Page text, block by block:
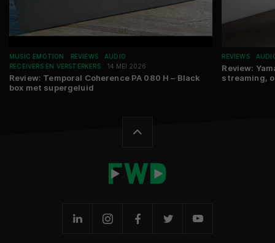
MUSIC EMOTION REVIEWS
AUDIO
RECEIVERS EN VERSTERKERS
14 MEI 2026
Review: Temporal Coherence PA 080 H – Black
box met supergeluid
REVIEWS
Review:
streaming,